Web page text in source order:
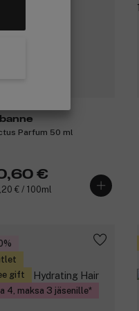
Parfum 50 ml
€
€ / 100ml
gift
4, maksa 3 jäsenille